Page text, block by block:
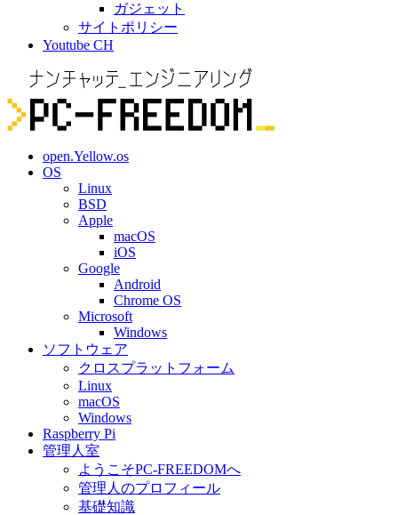
ガジェット
サイトポリシー
Youtube CH
open.Yellow.os
OS
Linux
BSD
Apple
macOS
iOS
Google
Android
Chrome OS
Microsoft
Windows
ソフトウェア
クロスプラットフォーム
Linux
macOS
Windows
Raspberry Pi
管理人室
ようこそPC-FREEDOMへ
管理人のプロフィール
基礎知識